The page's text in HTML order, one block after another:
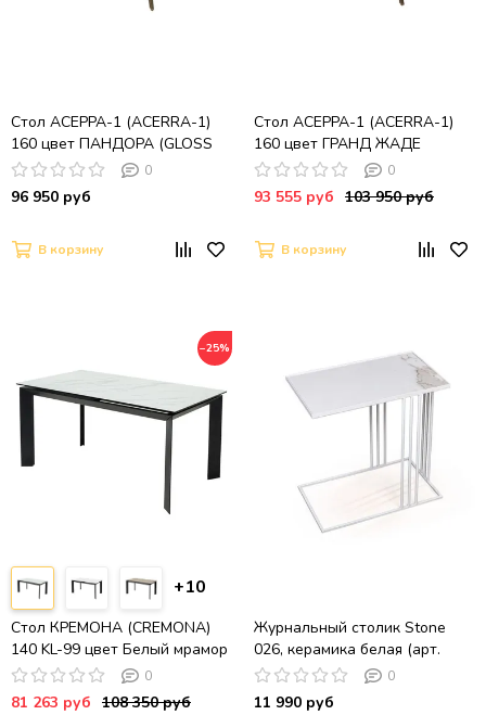
Стол АСЕРРА-1 (ACERRA-1)
160 цвет ПАНДОРА (GLOSS
PANDORA) керамика/ каркас
цвета ШАМПАНЬ, ®DISAUR
0
96 950 руб
В корзину
Стол АСЕРРА-1 (ACERRA-1)
160 цвет ГРАНД ЖАДЕ
(GLOSS GRAND JADE,
керамика/ ШАМПАНЬ,
®DISAUR
0
93 555 руб 103 950 руб
В корзину
−25%
+10
Стол КРЕМОНА (CREMONA)
140 KL-99 цвет Белый мрамор
матовый, итальянская
керамика / ЧЕРНЫЙ, ®DISAUR
0
81 263 руб 108 350 руб
Журнальный столик Stone
026, керамика белая (арт.
A026.D01)
0
11 990 руб